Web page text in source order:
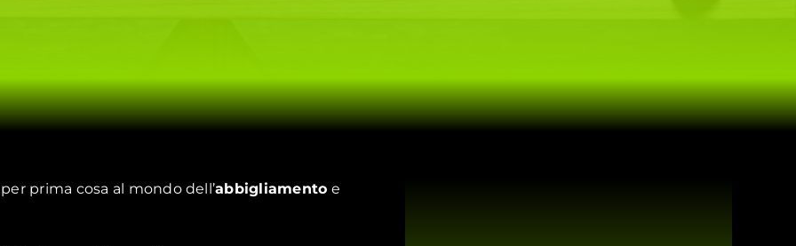
prima cosa al mondo dell’abbigliamento e